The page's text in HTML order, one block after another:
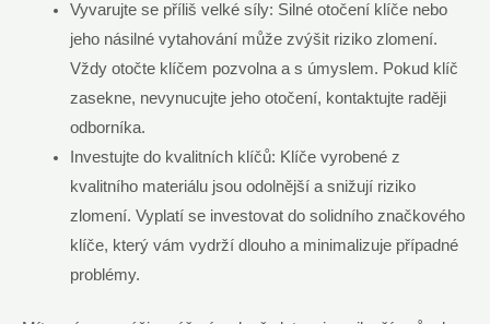
Vyvarujte se příliš velké síly: Silné otočení klíče nebo
jeho násilné vytahování může zvýšit riziko zlomení.
Vždy otočte klíčem pozvolna a s úmyslem. Pokud klíč
zasekne, nevynucujte jeho otočení, kontaktujte raději
odborníka.
Investujte do kvalitních klíčů: Klíče vyrobené z
kvalitního materiálu jsou odolnější a snižují riziko
zlomení. Vyplatí se investovat do solidního značkového
klíče, který vám vydrží dlouho a minimalizuje případné
problémy.